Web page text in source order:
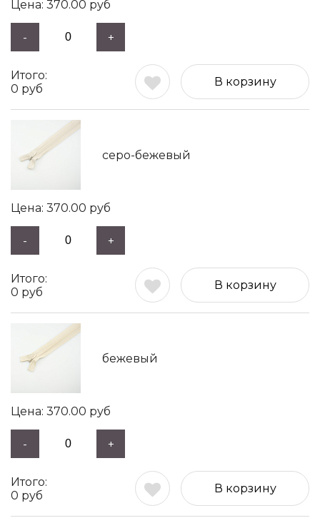
370.00 руб
- +
0 руб
В корзину
серо-бежевый
370.00 руб
- +
0 руб
В корзину
бежевый
370.00 руб
- +
0 руб
В корзину